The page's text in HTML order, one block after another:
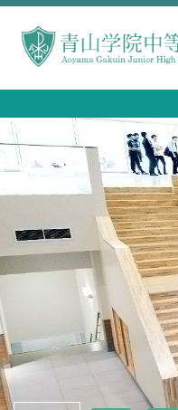
学校紹介
中等部 部長挨拶
教育理念・目標
中等部の歴史
特色ある教育
生徒数・教職員数
一貫校の流れ
卒業生インタビュー
メディアライブラリー